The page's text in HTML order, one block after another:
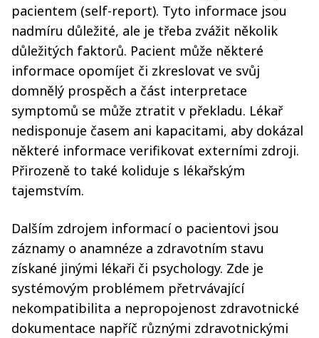
pacientem (self-report). Tyto informace jsou
nadmíru důležité, ale je třeba zvážit několik
důležitých faktorů. Pacient může některé
informace opomíjet či zkreslovat ve svůj
domnělý prospěch a část interpretace
symptomů se může ztratit v překladu. Lékař
nedisponuje časem ani kapacitami, aby dokázal
některé informace verifikovat externími zdroji.
Přirozeně to také koliduje s lékařským
tajemstvím.
Dalším zdrojem informací o pacientovi jsou
záznamy o anamnéze a zdravotním stavu
získané jinými lékaři či psychology. Zde je
systémovým problémem přetrvávající
nekompatibilita a nepropojenost zdravotnické
dokumentace napříč různými zdravotnickými